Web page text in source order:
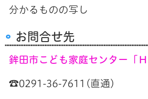
分かるものの写し
お問合せ先
鉾田市こども家庭センター「Ｈ
☎0291-36-7611(直通)